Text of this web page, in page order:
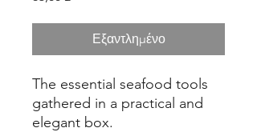
Εξαντλημένο
The essential seafood tools
gathered in a practical and
elegant box.